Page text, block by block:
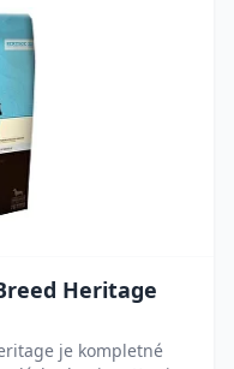
Heritage
je kompletné